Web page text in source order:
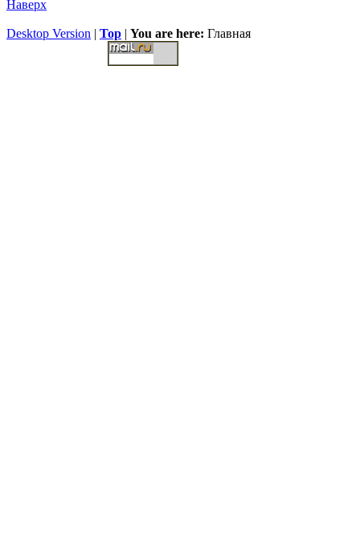
Наверх
Desktop Version | Top | You are here: Главная